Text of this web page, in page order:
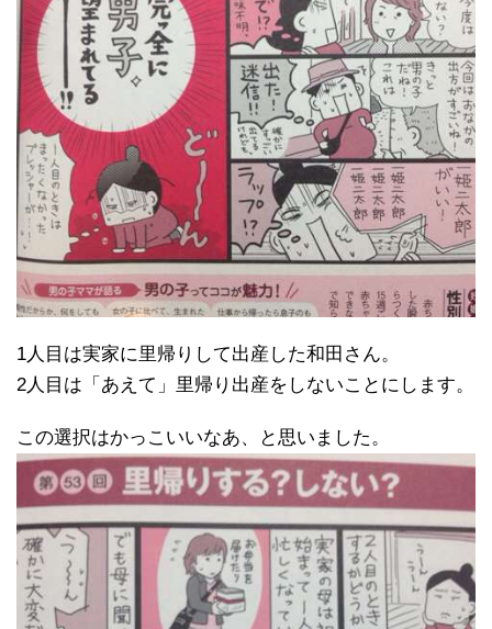
1人目は実家に里帰りして出産した和田さん。
2人目は「あえて」里帰り出産をしないことにします。
この選択はかっこいいなあ、と思いました。